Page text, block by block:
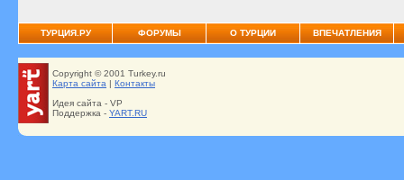
ТУРЦИЯ.РУ ФОРУМЫ О ТУРЦИИ ВПЕЧАТЛЕНИЯ
Copyright © 2001 Turkey.ru
Карта сайта | Контакты
Идея сайта - VP
Поддержка - YART.RU